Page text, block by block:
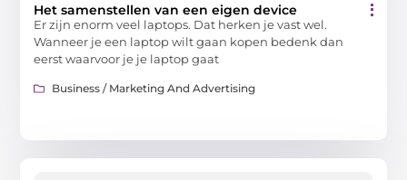
Het samenstellen van een eigen device
Er zijn enorm veel laptops. Dat herken je vast wel.
Wanneer je een laptop wilt gaan kopen bedenk dan
eerst waarvoor je je laptop gaat
Business / Marketing And Advertising